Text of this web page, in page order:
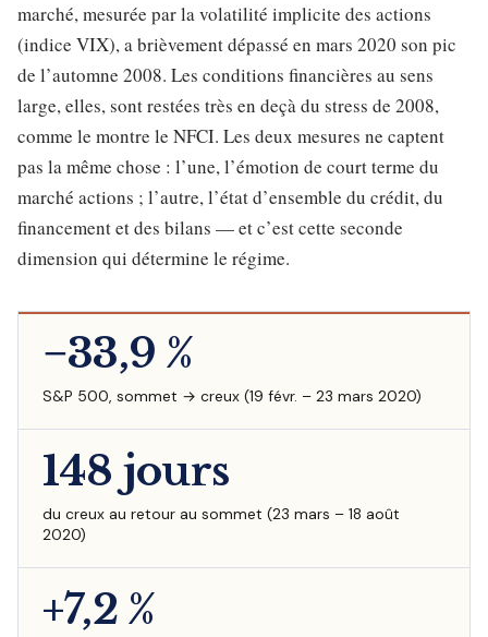
marché, mesurée par la volatilité implicite des actions
(indice VIX), a brièvement dépassé en mars 2020 son pic
de l’automne 2008. Les conditions financières au sens
large, elles, sont restées très en deçà du stress de 2008,
comme le montre le NFCI. Les deux mesures ne captent
pas la même chose : l’une, l’émotion de court terme du
marché actions ; l’autre, l’état d’ensemble du crédit, du
financement et des bilans — et c’est cette seconde
dimension qui détermine le régime.
−33,9 %
S&P 500, sommet → creux (19 févr. – 23 mars 2020)
148 jours
du creux au retour au sommet (23 mars – 18 août
2020)
+7,2 %